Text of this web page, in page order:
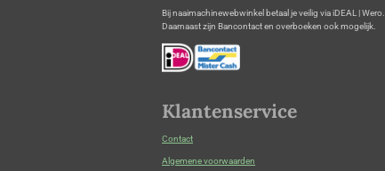
Bij naaimachinewebwinkel betaal je veilig via iDEAL | Wero.
Daarnaast zijn Bancontact en overboeken ook mogelijk.
Klantenservice
Contact
Algemene voorwaarden